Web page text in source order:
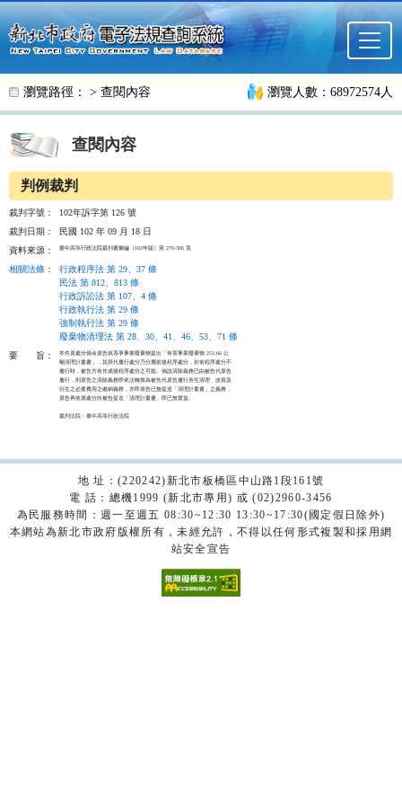
跳至主要內容
瀏覽路徑： > 查閱內容 瀏覽人數：68972574人
查閱內容
判例裁判
裁判字號：
102年訴字第 126 號
裁判日期：
民國 102 年 09 月 18 日
資料來源：
臺中高等行政法院裁判書彙編（102年版）第 270-306 頁
相關法條 ：
行政程序法 第 29、37 條
民法 第 812、813 條
行政訴訟法 第 107、4 條
行政執行法 第 29 條
強制執行法 第 29 條
廢棄物清理法 第 28、30、41、46、53、71 條
要
旨：
本件原處分係命原告就系爭事業廢棄物提出「有害事業廢棄物 253.66 公
噸清理計畫書」，其與代履行處分乃分屬前後程序處分，於前程序處分不
履行時，被告方有作成後程序處分之可能。倘該清除義務已由被告代原告
履行，則原告之清除義務即依法轉換為被告代原告履行所生清理、改善及
衍生之必要費用之繳納義務，亦即原告已無提送「清理計畫書」之義務，
原告再依原處分向被告提送「清理計畫書」即已無實益。
裁判法院：臺中高等行政法院
地 址：(220242)新北市板橋區中山路1段161號
電 話：總機1999 (新北市專用) 或 (02)2960-3456
為民服務時間：週一至週五 08:30~12:30 13:30~17:30(國定假日除外)
本網站為新北市政府版權所有，未經允許，不得以任何形式複製和採用網
站安全宣告